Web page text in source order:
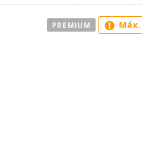
PREMIUM